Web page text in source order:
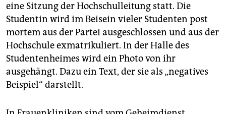
eine Sitzung der Hochschulleitung statt. Die
Studentin wird im Beisein vieler Studenten post
mortem aus der Partei ausgeschlossen und aus der
Hochschule exmatrikuliert. In der Halle des
Studentenheimes wird ein Photo von ihr
ausgehängt. Dazu ein Text, der sie als „negatives
Beispiel“ darstellt.